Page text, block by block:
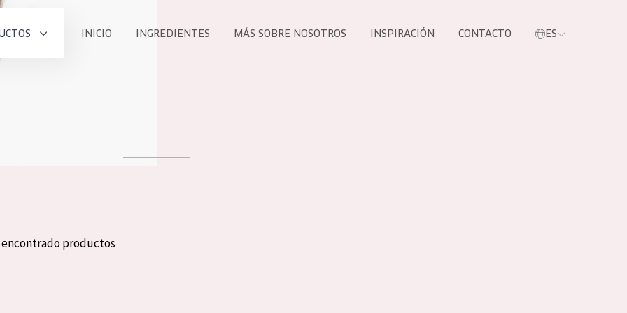
INICIO INGREDIENTES MÁS SOBRE NOSOTROS INSPIRACIÓN CONTACTO ES
encontrado productos